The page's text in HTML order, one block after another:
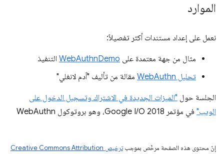
الموارد
نعمل على إعداد مستندات أكثر تفصيلاً:
مثال من جهة معتمدة على WebAuthnDemo التنفيذ
تحليل WebAuthn
مقالة من تأليف "آدم لانغلي"
الجلسة حول "الميزات الجديدة في الاشتراك وتسجيل الدخول على
الويب" في مؤتمر Google I/O 2018، وهو بروتوكول WebAuthn
إنّ محتوى هذه الصفحة مرخّص بموجب
ترخيص Creative Commons Attribution